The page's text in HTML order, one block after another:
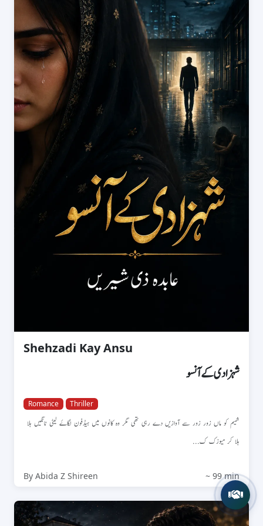
Shehzadi Kay Ansu
شہزادی کے آنسو
Romance Thriller
شمیم کو ماں زور زور سے آوازیں دے رہی تھی مگر وہ کانوں میں ہیڈفون لگاۓ لیٹی ٹانگیں ہلا
ہلا کر میوزک ک...
By Abida Z Shireen ~ 99 min